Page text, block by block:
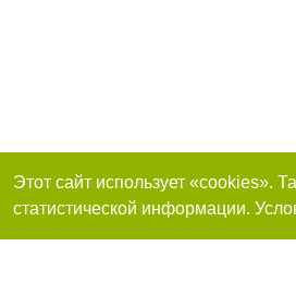
Этот сайт использует «cookies».
статистической информации.